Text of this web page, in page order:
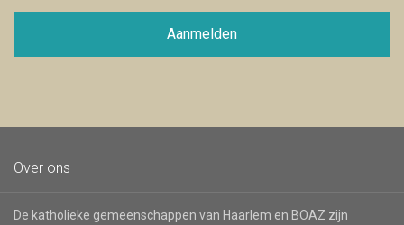
mailadres
de
Aanmelden
Over ons
De katholieke gemeenschappen van Haarlem en BOAZ zijn